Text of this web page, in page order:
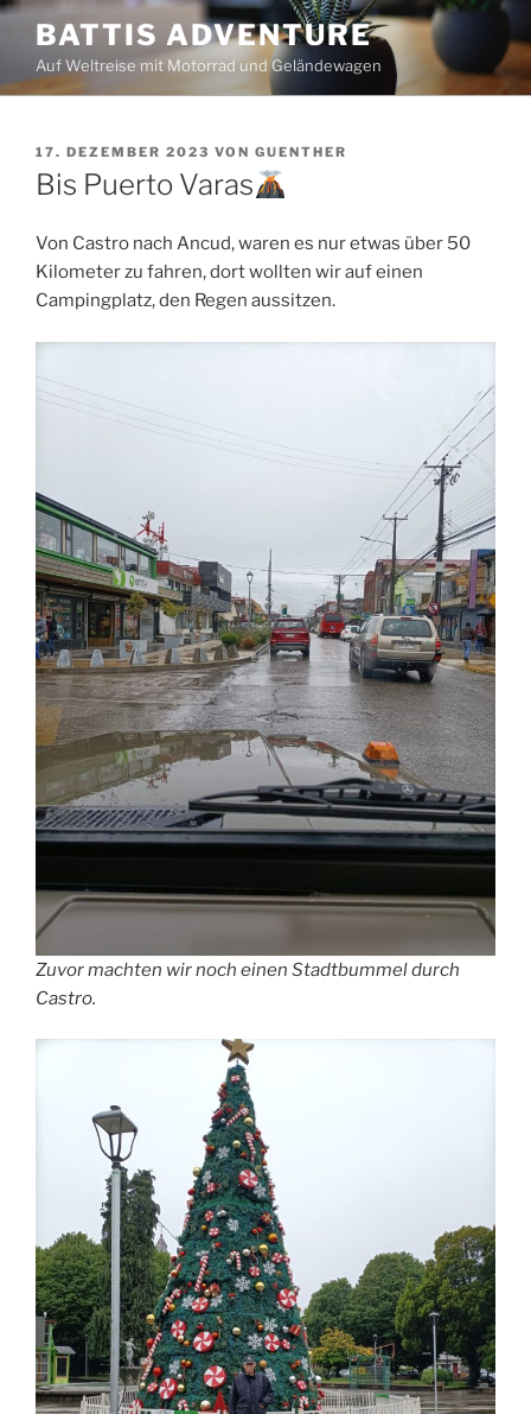
Zum
Inhalt
springen
BATTIS ADVENTURE
Auf Weltreise mit Motorrad und Geländewagen
VERÖFFENTLICHT
AM
17. DEZEMBER 2023 VON GUENTHER
Bis Puerto Varas
Von Castro nach Ancud, waren es nur etwas über 50
Kilometer zu fahren, dort wollten wir auf einen
Campingplatz, den Regen aussitzen.
Zuvor machten wir noch einen Stadtbummel durch
Castro.